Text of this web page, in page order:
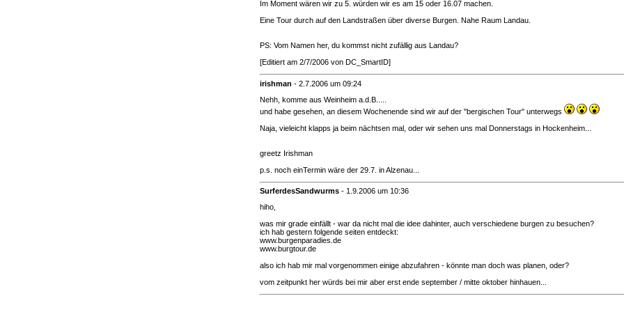
Im Moment wären wir zu 5. würden wir es am 15 oder 16.07 machen.
Eine Tour durch auf den Landstraßen über diverse Burgen. Nahe Raum Landau.
PS: Vom Namen her, du kommst nicht zufällig aus Landau?
[Editiert am 2/7/2006 von DC_SmartID]
irishman - 2.7.2006 um 09:24
Nehh, komme aus Weinheim a.d.B.....
und habe gesehen, an diesem Wochenende sind wir auf der "bergischen Tour" unterwegs
Naja, vieleicht klapps ja beim nächtsen mal, oder wir sehen uns mal Donnerstags in Hockenheim...
greetz Irishman
p.s. noch einTermin wäre der 29.7. in Alzenau...
SurferdesSandwurms - 1.9.2006 um 10:36
hiho,
was mir grade einfällt - war da nicht mal die idee dahinter, auch verschiedene burgen zu besuchen?
ich hab gestern folgende seiten entdeckt:
www.burgenparadies.de
www.burgtour.de
also ich hab mir mal vorgenommen einige abzufahren - könnte man doch was planen, oder?
vom zeitpunkt her würds bei mir aber erst ende september / mitte oktober hinhauen...